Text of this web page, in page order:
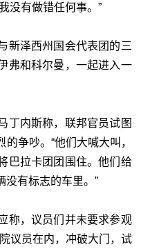
没有做错任何事。”
新泽西州国会代表团的三
弗和科尔曼，一起进入一
丁内斯称，联邦官员试图
争吵。“他们大喊大叫，
巴拉卡团团围住。他们给
没有标志的车里。”
称，议员们并未要求参观
议员在内，冲破大门，试